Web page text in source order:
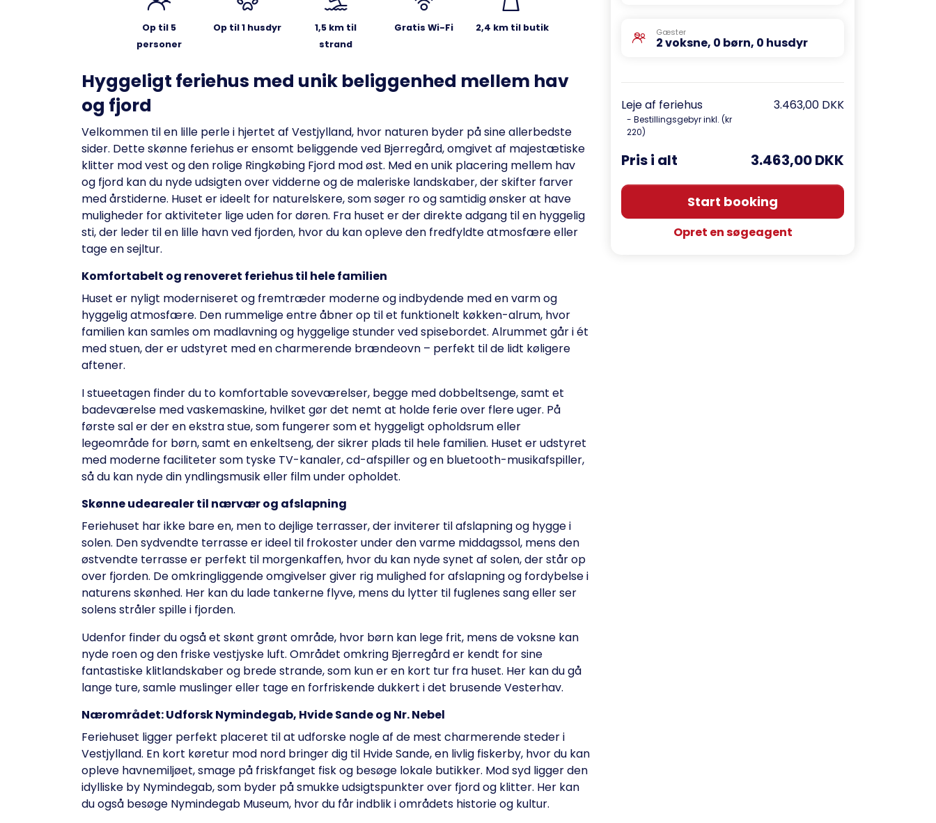
Op til 5
personer
Op til 1 husdyr
1,5 km til
strand
Gratis Wi-Fi 2,4 km til butik
Hyggeligt feriehus med unik beliggenhed mellem hav
og fjord
Velkommen til en lille perle i hjertet af Vestjylland, hvor naturen byder på sine allerbedste
sider. Dette skønne feriehus er ensomt beliggende ved Bjerregård, omgivet af majestætiske
klitter mod vest og den rolige Ringkøbing Fjord mod øst. Med en unik placering mellem hav
og fjord kan du nyde udsigten over vidderne og de maleriske landskaber, der skifter farver
med årstiderne. Huset er ideelt for naturelskere, som søger ro og samtidig ønsker at have
muligheder for aktiviteter lige uden for døren. Fra huset er der direkte adgang til en hyggelig
sti, der leder til en lille havn ved fjorden, hvor du kan opleve den fredfyldte atmosfære eller
tage en sejltur.
Komfortabelt og renoveret feriehus til hele familien
Huset er nyligt moderniseret og fremtræder moderne og indbydende med en varm og
hyggelig atmosfære. Den rummelige entre åbner op til et funktionelt køkken-alrum, hvor
familien kan samles om madlavning og hyggelige stunder ved spisebordet. Alrummet går i ét
med stuen, der er udstyret med en charmerende brændeovn – perfekt til de lidt køligere
aftener.
I stueetagen finder du to komfortable soveværelser, begge med dobbeltsenge, samt et
badeværelse med vaskemaskine, hvilket gør det nemt at holde ferie over flere uger. På
første sal er der en ekstra stue, som fungerer som et hyggeligt opholdsrum eller
legeområde for børn, samt en enkeltseng, der sikrer plads til hele familien. Huset er udstyret
med moderne faciliteter som tyske TV-kanaler, cd-afspiller og en bluetooth-musikafspiller,
så du kan nyde din yndlingsmusik eller film under opholdet.
Skønne udearealer til nærvær og afslapning
Feriehuset har ikke bare en, men to dejlige terrasser, der inviterer til afslapning og hygge i
solen. Den sydvendte terrasse er ideel til frokoster under den varme middagssol, mens den
østvendte terrasse er perfekt til morgenkaffen, hvor du kan nyde synet af solen, der står op
over fjorden. De omkringliggende omgivelser giver rig mulighed for afslapning og fordybelse i
naturens skønhed. Her kan du lade tankerne flyve, mens du lytter til fuglenes sang eller ser
solens stråler spille i fjorden.
Udenfor finder du også et skønt grønt område, hvor børn kan lege frit, mens de voksne kan
nyde roen og den friske vestjyske luft. Området omkring Bjerregård er kendt for sine
fantastiske klitlandskaber og brede strande, som kun er en kort tur fra huset. Her kan du gå
lange ture, samle muslinger eller tage en forfriskende dukkert i det brusende Vesterhav.
Nærområdet: Udforsk Nymindegab, Hvide Sande og Nr. Nebel
Feriehuset ligger perfekt placeret til at udforske nogle af de mest charmerende steder i
Vestjylland. En kort køretur mod nord bringer dig til Hvide Sande, en livlig fiskerby, hvor du kan
opleve havnemiljøet, smage på friskfanget fisk og besøge lokale butikker. Mod syd ligger den
idylliske by Nymindegab, som byder på smukke udsigtspunkter over fjord og klitter. Her kan
du også besøge Nymindegab Museum, hvor du får indblik i områdets historie og kultur.
Gæster
2 voksne, 0 børn, 0 husdyr
Leje af feriehus
- Bestillingsgebyr inkl. (kr
220)
3.463,00 DKK
Pris i alt 3.463,00 DKK
Start booking
Opret en søgeagent